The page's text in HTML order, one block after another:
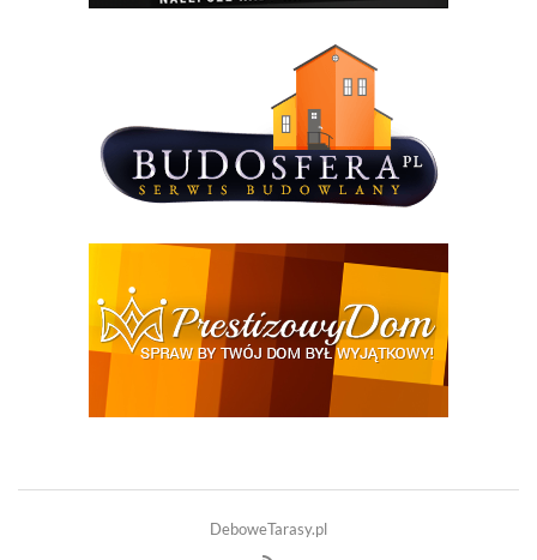
DeboweTarasy.pl